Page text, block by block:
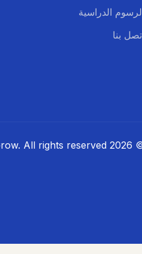
الدراسية
بنا
© 2026 Here2Grow.